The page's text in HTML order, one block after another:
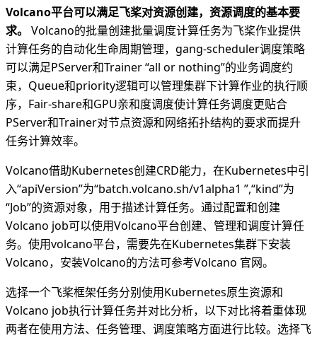
Volcano平台可以满足飞桨对资源创建，资源调度的基本要
求。 Volcano的批量创建批量调度计算任务为飞桨作业提供
计算任务的自动化生命周期管理，gang-scheduler调度策略
可以满足PServer和Trainer “all or nothing”的业务调度约
束，Queue和priority逻辑可以管理集群下计算作业的执行顺
序，Fair-share和GPU亲和度调度使计算任务调度更贴合
PServer和Trainer对节点资源和网络拓扑结构的要求而提升
任务计算效率。
Volcano借助Kubernetes创建CRD能力，在Kubernetes中引
入“apiVersion”为“batch.volcano.sh/v1alpha1 ”,“kind”为
“Job”的资源对象，用于描述计算任务。通过配置和创建
Volcano job可以使用Volcano平台创建、管理和调度计算任
务。使用volcano平台，需要先在Kubernetes集群下安装
Volcano，安装Volcano的方法可参考Volcano 官网。
选择一个飞桨框架任务分别使用Kubernetes原生资源和
Volcano job执行计算任务并对比分析，以下对比将着重体现
两者在使用方法、任务管理、调度策略方面进行比较。选择飞